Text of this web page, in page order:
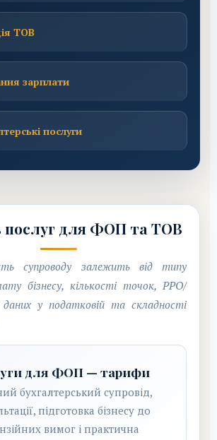
ТОВ
зарплати
послуги
послуг для ФОП та ТОВ
супроводу залежить від типу
бізнесу, кількості точок, РРО/
у податковій та складності
для ФОП — тарифи
бухгалтерський супровід,
підготовка бізнесу до
вимог і практична